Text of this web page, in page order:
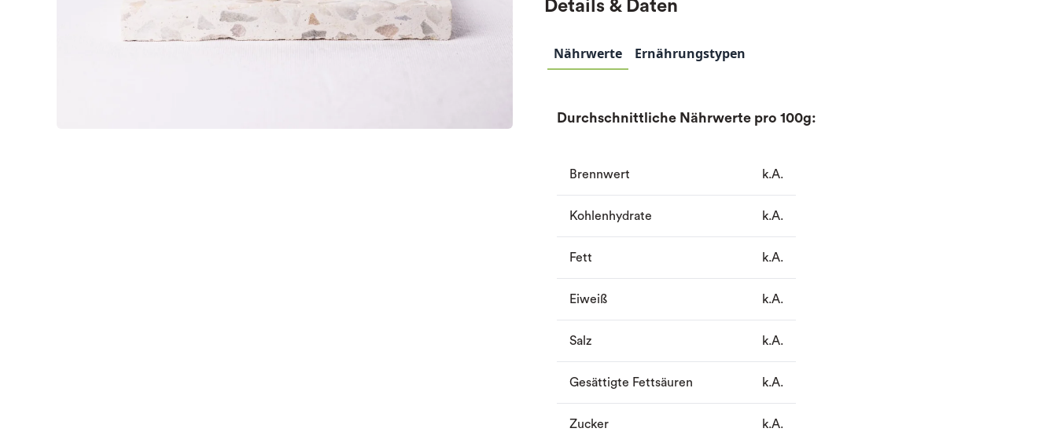
Details & Daten
Nährwerte Ernährungstypen
Durchschnittliche Nährwerte pro 100g:
Brennwert k.A.
Kohlenhydrate k.A.
Fett k.A.
Eiweiß k.A.
Salz k.A.
Gesättigte Fettsäuren k.A.
Zucker k.A.